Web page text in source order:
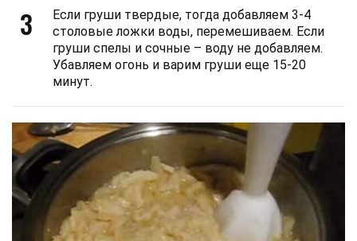
3
Если груши твердые, тогда добавляем 3-4
столовые ложки воды, перемешиваем. Если
груши спелы и сочные – воду не добавляем.
Убавляем огонь и варим груши еще 15-20
минут.